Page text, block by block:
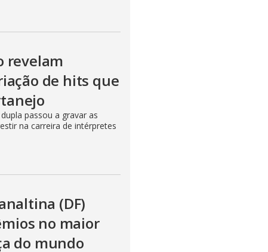
revelam
de hits que
passou a gravar as
na carreira de intérpretes
(DF)
no maior
do mundo